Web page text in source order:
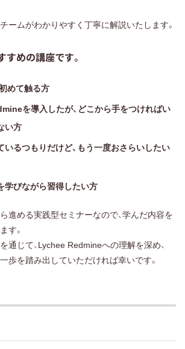
ームがわかりやすく丁寧に解説いたします。
すめの講座です。
めて触る方
を導入したが、どこから手をつければい
い方
いるつもりだけど、もう一度おさらいしたい
学びながら習得したい方
進める実践型セミナーなので、学んだ内容を
す。
通じて、Lychee Redmineへの理解を深め、
歩を踏み出していただければ幸いです。